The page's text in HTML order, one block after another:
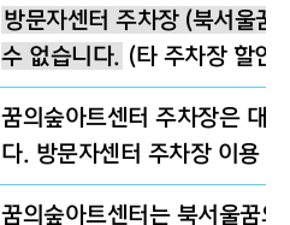
방문자센터 주차장 (북서울꿈
수 없습니다. (타 주차장 할인
꿈의숲아트센터 주차장은 대
다. 방문자센터 주차장 이용
꿈의숲아트센터는 북서울꿈